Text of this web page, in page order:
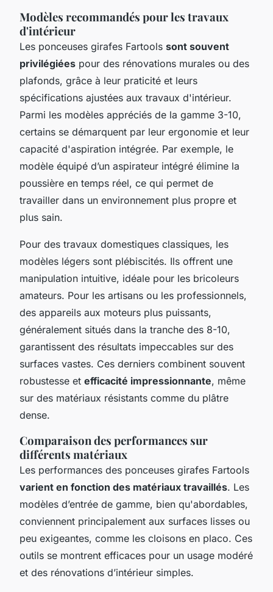
Modèles recommandés pour les travaux
d'intérieur
Les ponceuses girafes Fartools sont souvent
privilégiées pour des rénovations murales ou des
plafonds, grâce à leur praticité et leurs
spécifications ajustées aux travaux d'intérieur.
Parmi les modèles appréciés de la gamme 3-10,
certains se démarquent par leur ergonomie et leur
capacité d'aspiration intégrée. Par exemple, le
modèle équipé d’un aspirateur intégré élimine la
poussière en temps réel, ce qui permet de
travailler dans un environnement plus propre et
plus sain.
Pour des travaux domestiques classiques, les
modèles légers sont plébiscités. Ils offrent une
manipulation intuitive, idéale pour les bricoleurs
amateurs. Pour les artisans ou les professionnels,
des appareils aux moteurs plus puissants,
généralement situés dans la tranche des 8-10,
garantissent des résultats impeccables sur des
surfaces vastes. Ces derniers combinent souvent
robustesse et efficacité impressionnante, même
sur des matériaux résistants comme du plâtre
dense.
Comparaison des performances sur
différents matériaux
Les performances des ponceuses girafes Fartools
varient en fonction des matériaux travaillés. Les
modèles d’entrée de gamme, bien qu'abordables,
conviennent principalement aux surfaces lisses ou
peu exigeantes, comme les cloisons en placo. Ces
outils se montrent efficaces pour un usage modéré
et des rénovations d’intérieur simples.